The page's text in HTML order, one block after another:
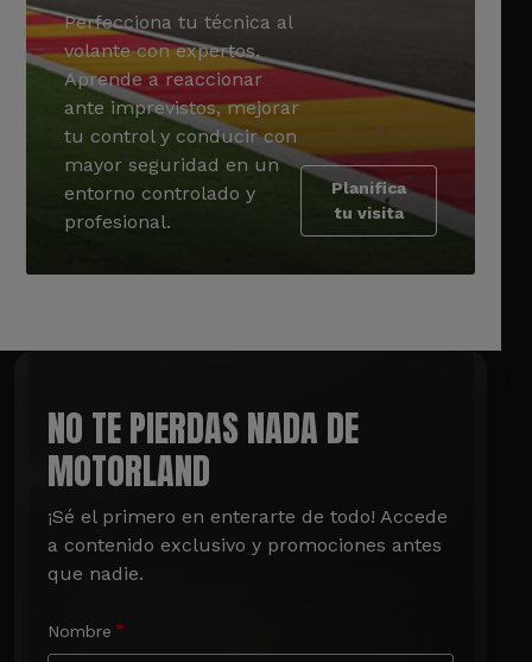
Perfecciona tu técnica al
volante con expertos.
Aprende a reaccionar
ante imprevistos, mejorar
tu control y conducir con
mayor seguridad en un
entorno controlado y
profesional.
Planifica
tu visita
NO TE PIERDAS NADA DE
MOTORLAND
¡Sé el primero en enterarte de todo! Accede
a contenido exclusivo y promociones antes
que nadie.
Nombre